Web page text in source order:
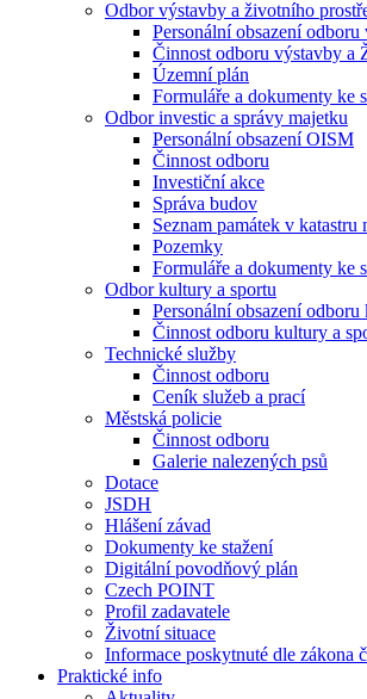
Odbor výstavby a životního
Personální obsazení
Činnost odboru výstavby a
Územní plán
Formuláře a dokumenty ke
Odbor investic a správy majetku
Personální obsazení OISM
Činnost odboru
Investiční akce
Správa budov
Seznam památek v katastru
Pozemky
Formuláře a dokumenty ke
Odbor kultury a sportu
Personální obsazení
Činnost odboru kultury a
Technické služby
Činnost odboru
Ceník služeb a prací
Městská policie
Činnost odboru
Galerie nalezených psů
Dotace
JSDH
Hlášení závad
Dokumenty ke stažení
Digitální povodňový plán
Czech POINT
Profil zadavatele
Životní situace
Informace poskytnuté dle zákona
Praktické info